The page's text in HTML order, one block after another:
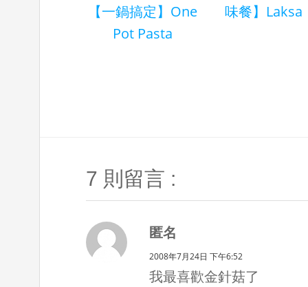
【一鍋搞定】One
Pot Pasta
味餐】Laksa
7 則留言 :
匿名
2008年7月24日 下午6:52
我最喜歡金針菇了